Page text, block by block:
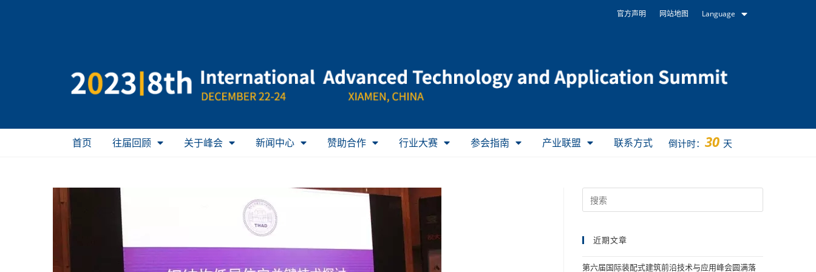
官方声明 网站地图 Language
首页 往届回顾 关于峰会 新闻中心 赞助合作 行业大赛 参会指南 产业联盟 联系方式 倒计时： 30 天
近期文章
第六届国际装配式建筑前沿技术与应用峰会圆满落